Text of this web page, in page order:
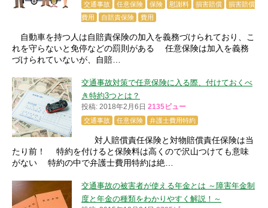
交通事故 任意保険 保険 慰謝料 損害賠償
損害賠償
費用
自賠責保険 費用
自動車を持つ人は自賠責保険の加入を義務づけられており、こ
れを守らないと免停などの罰則がある 任意保険は加入を義務
づけられていないが、自賠…
交通事故対策で任意保険に入る際、付けておくべ
き特約3つとは？
投稿: 2018年2月6日 2135ビュー
交通事故 任意保険 弁護士費用特約
対人賠償責任保険と対物賠償責任保険は当
たり前！ 特約を付けると保険料は高くので沢山つけても意味
がない 特約の中で弁護士費用特約は絶…
交通事故の被害者が使える年金とは ～障害年金制
度と年金の種類をわかりやすく解説！～